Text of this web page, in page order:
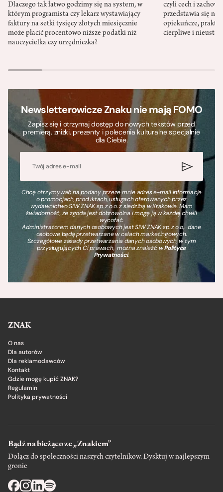
Dlaczego tak łatwo godzimy się na system, w
którym programista czy lekarz wystawiający
faktury na setki tysięcy złotych miesięcznie
może płacić procentowo niższe podatki niż
nauczycielka czy urzędniczka?
czyli cech i
przedstawia się
opiekuńcze,
cierpliwe i
Newsletterowicze Znaku nie mają FOMO
Zapisz się i otrzymaj dostęp do nowych tekstów przed
premierą, zniżki, prezenty i polecenia kulturalne specjalnie
dla Ciebie.
Chcę otrzymywać na podany przeze mnie adres e-mail informacje
o promocjach, produktach, usługach oferowanych przez
wydawnictwo SIW ZNAK sp. z o.o. z siedzibą w Krakowie. Mam
świadomość, że zgoda jest dobrowolna i mogę ją w każdej chwili
wycofać.
Administratorem danych osobowych jest SIW ZNAK sp. z o.o., dane
osobowe będą przetwarzane w celach marketingowych.
Szczegółowe zasady przetwarzania danych osobowych, w tym
przysługujących Ci prawach, można znaleźć wPolityce
Prywatności.
ZNAK
O nas
Dla autorów
Dla reklamodawców
Kontakt
Gdzie mogę kupić ZNAK?
Regulamin
Polityka prywatności
Bądź na bieżąco ze „Znakiem”
Dołącz do społeczności naszych czytelnikow. Dysktuj w najlepszym
gronie